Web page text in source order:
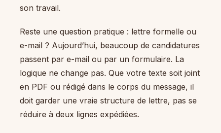
son travail.
Reste une question pratique : lettre formelle ou
e-mail ? Aujourd’hui, beaucoup de candidatures
passent par e-mail ou par un formulaire. La
logique ne change pas. Que votre texte soit joint
en PDF ou rédigé dans le corps du message, il
doit garder une vraie structure de lettre, pas se
réduire à deux lignes expédiées.